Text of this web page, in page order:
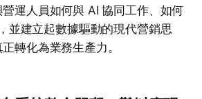
運人員如何與 AI 協同工作、如何
並建立起數據驅動的現代營銷思
轉化為業務生產力。